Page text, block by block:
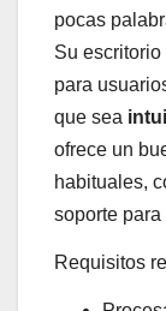
pocas
Su
para
que sea
ofrece un
habituales,
soporte
Requisitos